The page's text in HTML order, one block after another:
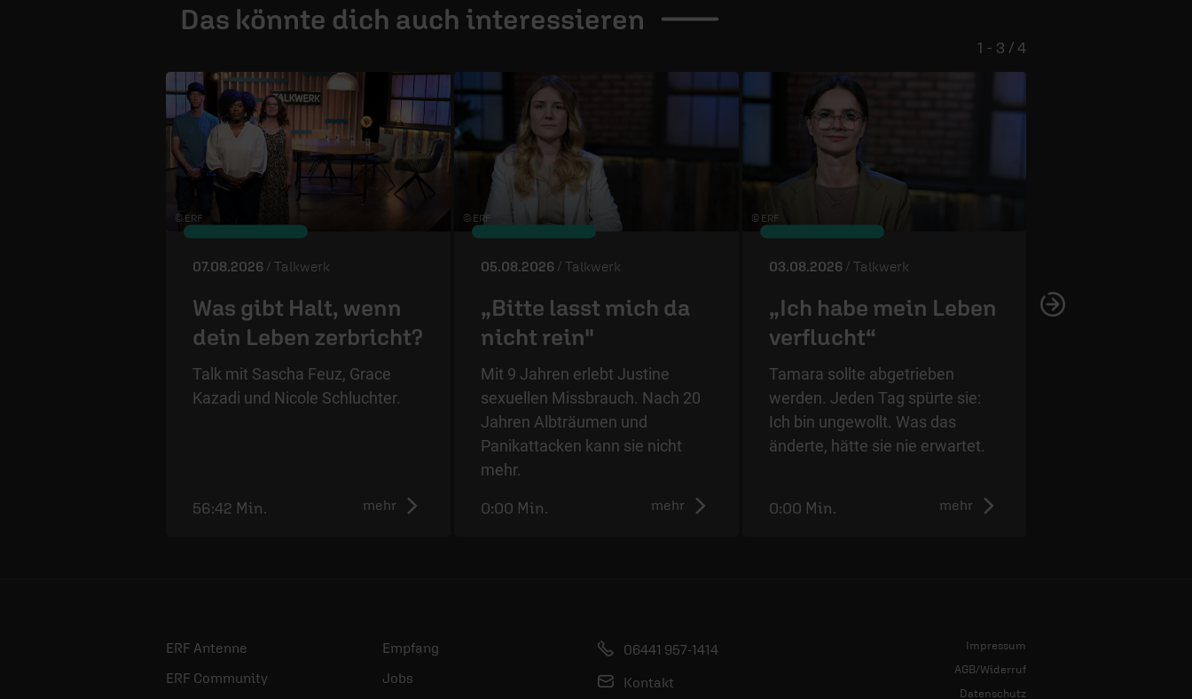
Das könnte dich auch interessieren
© ÉRF
07.08.2026 / Talkwerk
Was gibt Halt, wenn
dein Leben zerbricht?
Talk mit Sascha Feuz, Grace
Kazadi und Nicole Schluchter.
mehr
56:42 Min.
© ERF
05.08.2026 / Talkwerk
„Bitte lasst mich da
nicht rein"
Mit 9 Jahren erlebt Justine
sexuellen Missbrauch. Nach 20
Jahren Albträumen und
Panikattacken kann sie nicht
mehr.
mehr
0:00 Min.
© ERF
03.08.2026 / Talkwerk
„Ich habe mein Leben
verflucht“
Tamara sollte abgetrieben
werden. Jeden Tag spürte sie:
Ich bin ungewollt. Was das
änderte, hätte sie nie erwartet.
mehr
0:00 Min.
Tabuthema
1 - 3 / 4
ERF Antenne
ERF Community
Empfang
Jobs
06441 957-1414
Kontakt
Impressum
AGB/Widerruf
Datenschutz